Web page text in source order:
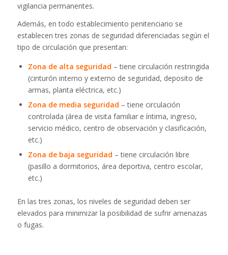
vigilancia permanentes.
Además, en todo establecimiento penitenciario se
establecen tres zonas de seguridad diferenciadas según el
tipo de circulación que presentan:
Zona de alta seguridad – tiene circulación restringida
(cinturón interno y externo de seguridad, deposito de
armas, planta eléctrica, etc.)
Zona de media seguridad – tiene circulación
controlada (área de visita familiar e íntima, ingreso,
servicio médico, centro de observación y clasificación,
etc.)
Zona de baja seguridad – tiene circulación libre
(pasillo a dormitorios, área deportiva, centro escolar,
etc.)
En las tres zonas, los niveles de seguridad deben ser
elevados para minimizar la posibilidad de sufrir amenazas
o fugas.